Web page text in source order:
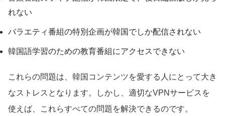
れない
バラエティ番組の特別企画が韓国でしか配信されない
韓国語学習のための教育番組にアクセスできない
これらの問題は、韓国コンテンツを愛する人にとって大き
なストレスとなります。しかし、適切なVPNサービスを
使えば、これらすべての問題を解決できるのです。